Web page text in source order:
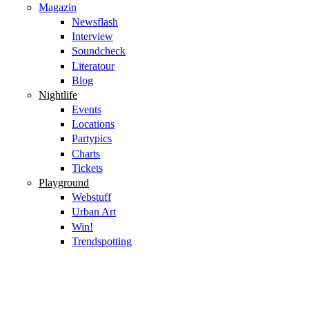
Magazin
Newsflash
Interview
Soundcheck
Literatour
Blog
Nightlife
Events
Locations
Partypics
Charts
Tickets
Playground
Webstuff
Urban Art
Win!
Trendspotting